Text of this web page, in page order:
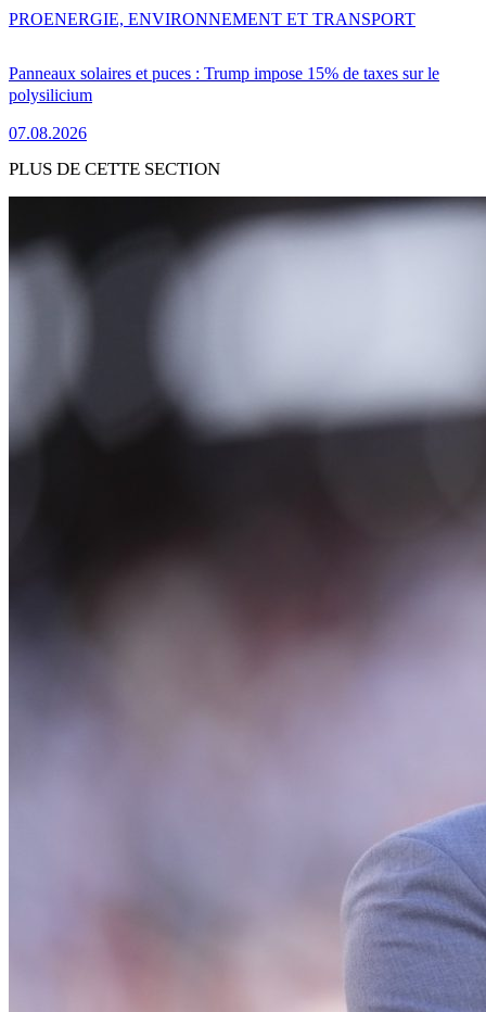
Panneaux solaires et puces : Trump impose 15% de taxes sur le
polysilicium
07.08.2026
PROENERGIE, ENVIRONNEMENT ET TRANSPORT
PLUS DE CETTE SECTION